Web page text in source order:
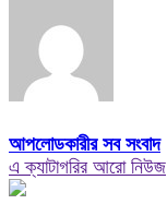
আপলোডকারীর সব সংবাদ
এ ক্যাটাগরির আরো নিউজ